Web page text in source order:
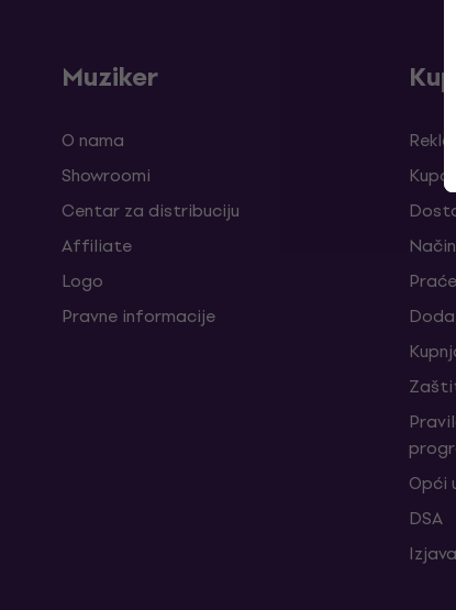
Muziker
O nama
Showroomi
Centar za distribuciju
Affiliate
Logo
Pravne informacije
Kuponi
Opći
DSA